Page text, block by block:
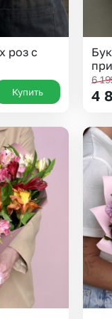
роз с
Купить
6
4